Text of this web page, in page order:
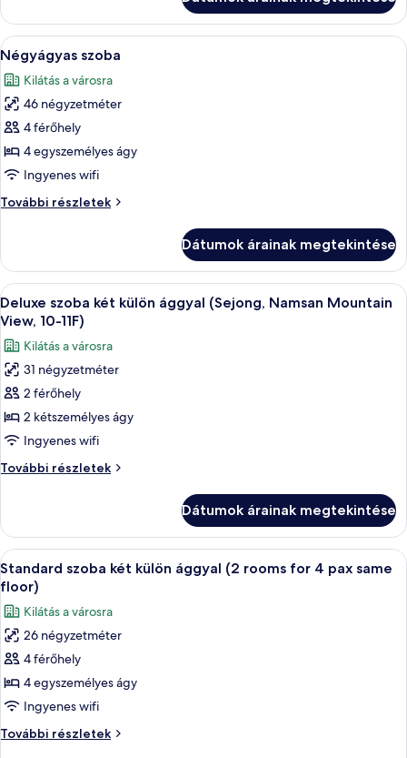
részletei
A
következő
szoba
összes
képének
megtekintése:
Négyágyas
Egy szállodai szoba két ággyal, egy
16
Négyágyas szoba
Kilátás a városra
46 négyzetméter
4 férőhely
4 egyszemélyes ágy
Ingyenes wifi
További részletek
Négyágyas
Dátumok árainak megtekintése
A
következő
szoba
összes
képének
megtekintése:
Deluxe
szoba
két
külön
(Sejong,
Namsan
Mountain
View,
10-
11F)
Egy szállodai szoba két ággyal,
6
Deluxe szoba két külön ággyal (Sejong, Namsan Mountain
View, 10-11F)
Kilátás a városra
31 négyzetméter
2 férőhely
2 kétszemélyes ágy
Ingyenes wifi
További részletek
Deluxe
ággyal
(Sejong,
Namsan
Mountain
10-
11F)
további
részletei
Dátumok árainak megtekintése
A
következő
szoba
összes
képének
megtekintése:
Standard
szoba
két
külön
Egy szállodai szoba két ággyal, egy
12
Standard szoba két külön ággyal (2 rooms for 4 pax same
floor)
Kilátás a városra
26 négyzetméter
4 férőhely
4 egyszemélyes ágy
Ingyenes wifi
További részletek
Standard